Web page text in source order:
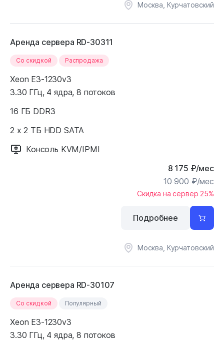
Москва, Курчатовский
Аренда сервера RD-30311
Cо скидкой Распродажа
Xeon E3-1230v3
3.30 ГГц, 4 ядра, 8 потоков
16 ГБ DDR3
2 x 2 ТБ HDD SATA
Консоль KVM/IPMI
8 175 ₽/мес
10 900₽/мес
Скидка на сервер 25%
Москва, Курчатовский
Подробнее
Аренда сервера RD-30107
Cо скидкой Популярный
Xeon E3-1230v3
3.30 ГГц, 4 ядра, 8 потоков